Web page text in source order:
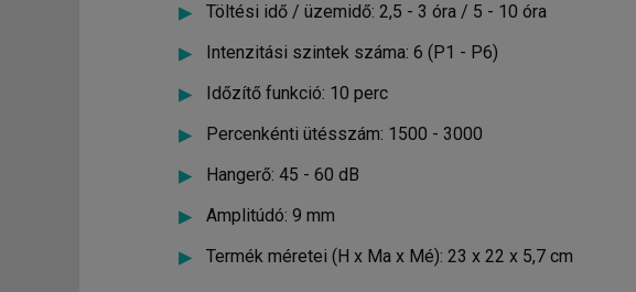
Töltési idő / üzemidő: 2,5 - 3 óra / 5 - 10 óra
Intenzitási szintek száma: 6 (P1 - P6)
Időzítő funkció: 10 perc
Percenkénti ütésszám: 1500 - 3000
Hangerő: 45 - 60 dB
Amplitúdó: 9 mm
Termék méretei (H x Ma x Mé): 23 x 22 x 5,7 cm